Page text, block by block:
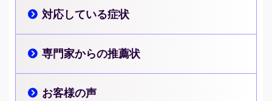
対応している症状
専門家からの推薦状
お客様の声